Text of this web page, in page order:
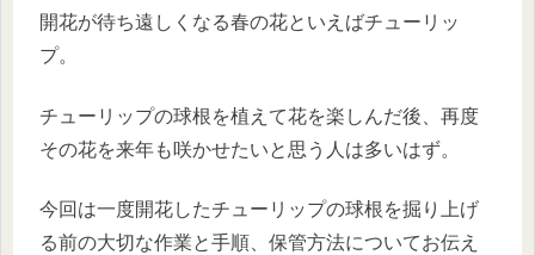
開花が待ち遠しくなる春の花といえばチューリッ
プ。
チューリップの球根を植えて花を楽しんだ後、再度
その花を来年も咲かせたいと思う人は多いはず。
今回は一度開花したチューリップの球根を掘り上げ
る前の大切な作業と手順、保管方法についてお伝え